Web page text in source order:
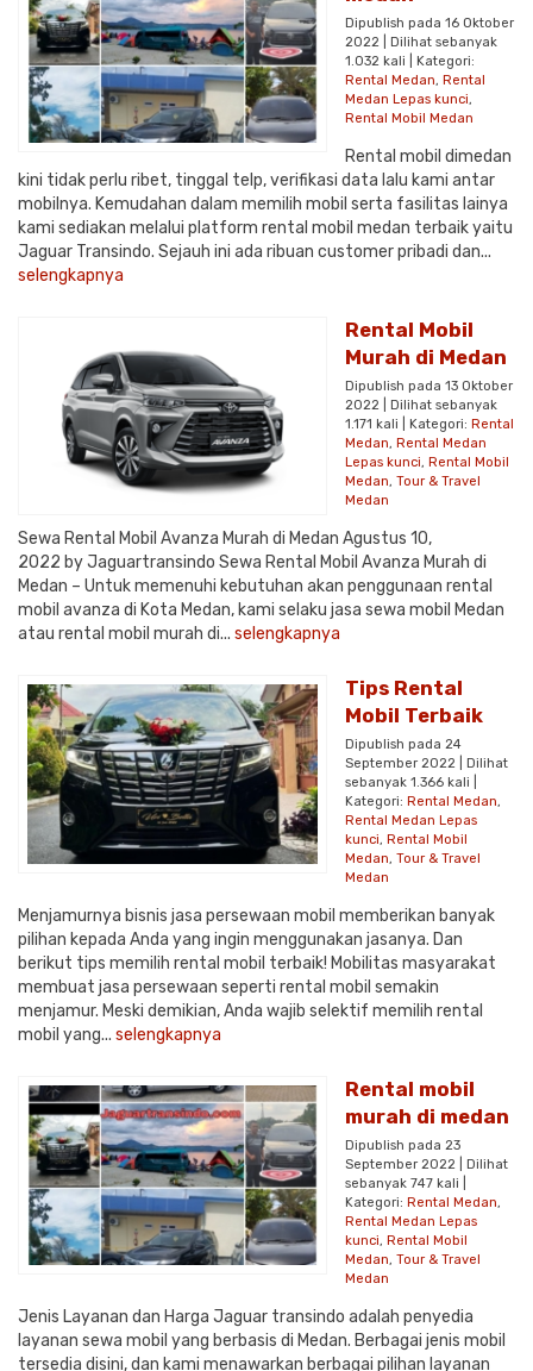
Dipublish pada 16 Oktober
2022 | Dilihat sebanyak
1.032 kali | Kategori:
Rental Medan, Rental
Medan Lepas kunci,
Rental Mobil Medan
Rental mobil dimedan
kini tidak perlu ribet, tinggal telp, verifikasi data lalu kami antar
mobilnya. Kemudahan dalam memilih mobil serta fasilitas lainya
kami sediakan melalui platform rental mobil medan terbaik yaitu
Jaguar Transindo. Sejauh ini ada ribuan customer pribadi dan...
selengkapnya
Rental Mobil
Murah di Medan
Dipublish pada 13 Oktober
2022 | Dilihat sebanyak
1.171 kali | Kategori: Rental
Medan, Rental Medan
Lepas kunci, Rental Mobil
Medan, Tour & Travel
Medan
Sewa Rental Mobil Avanza Murah di Medan Agustus 10,
2022 by Jaguartransindo Sewa Rental Mobil Avanza Murah di
Medan – Untuk memenuhi kebutuhan akan penggunaan rental
mobil avanza di Kota Medan, kami selaku jasa sewa mobil Medan
atau rental mobil murah di... selengkapnya
Tips Rental
Mobil Terbaik
Dipublish pada 24
September 2022 | Dilihat
sebanyak 1.366 kali |
Kategori: Rental Medan,
Rental Medan Lepas
kunci, Rental Mobil
Medan, Tour & Travel
Medan
Menjamurnya bisnis jasa persewaan mobil memberikan banyak
pilihan kepada Anda yang ingin menggunakan jasanya. Dan
berikut tips memilih rental mobil terbaik! Mobilitas masyarakat
membuat jasa persewaan seperti rental mobil semakin
menjamur. Meski demikian, Anda wajib selektif memilih rental
mobil yang... selengkapnya
Rental mobil
murah di medan
Dipublish pada 23
September 2022 | Dilihat
sebanyak 747 kali |
Kategori: Rental Medan,
Rental Medan Lepas
kunci, Rental Mobil
Medan, Tour & Travel
Medan
Jenis Layanan dan Harga Jaguar transindo adalah penyedia
layanan sewa mobil yang berbasis di Medan. Berbagai jenis mobil
tersedia disini, dan kami menawarkan berbagai pilihan layanan